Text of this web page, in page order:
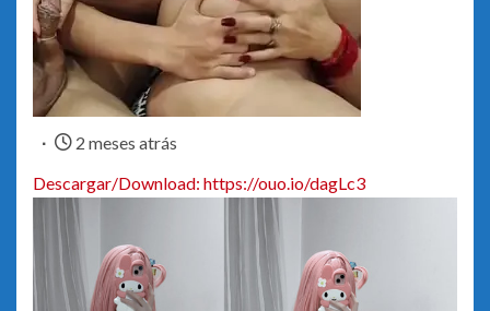
2 meses atrás
Descargar/Download: https://ouo.io/dagLc3